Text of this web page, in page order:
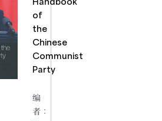
of
the
Chinese
Communist
Party
编
者：